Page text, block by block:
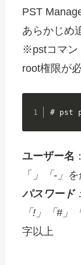
PST
あらかじめ
※pstコマン
root権限が
# pst
ユーザー名
「
」「-」
パスワード
「!」「#」
字以上